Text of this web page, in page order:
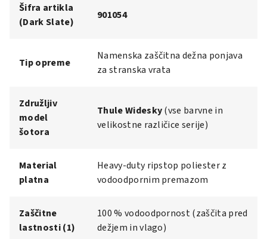
Šifra artikla
(Dark Slate)
901054
Tip opreme
Namenska zaščitna dežna ponjava
za stranska vrata
Združljiv
model
šotora
Thule Widesky(vse barvne in
velikostne različice serije)
Material
platna
Heavy-duty ripstop poliester z
vodoodpornim premazom
Zaščitne
lastnosti (1)
100 % vodoodpornost (zaščita pred
dežjem in vlago)